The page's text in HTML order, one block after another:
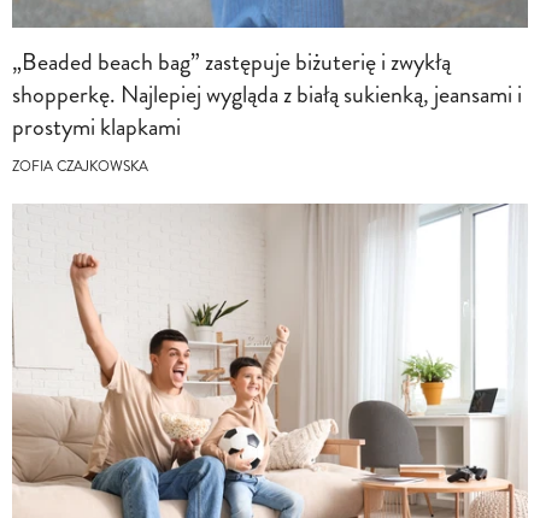
„Beaded beach bag” zastępuje biżuterię i zwykłą
shopperkę. Najlepiej wygląda z białą sukienką, jeansami i
prostymi klapkami
ZOFIA CZAJKOWSKA